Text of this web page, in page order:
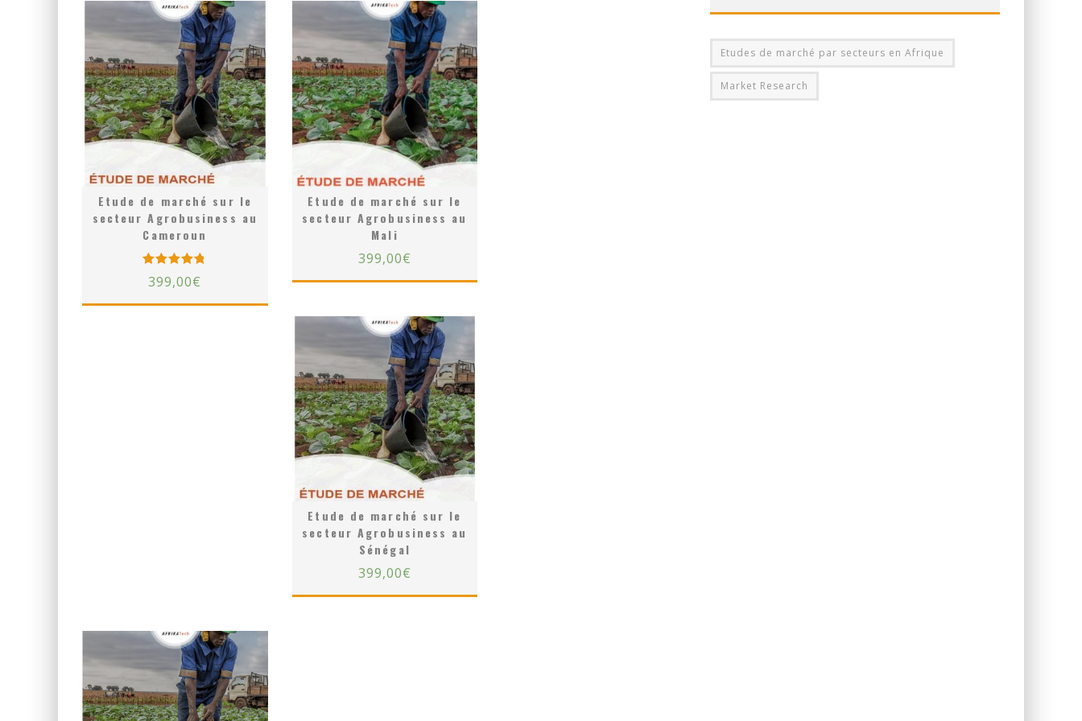
Etude de marché sur le
secteur Agrobusiness au
Cameroun
Rated
5.00
399,00€
Etude de marché sur le
secteur Agrobusiness au
Mali
399,00€
Etude de marché sur le
secteur Agrobusiness au
Sénégal
399,00€
Etudes de marché par secteurs en Afrique
Market Research